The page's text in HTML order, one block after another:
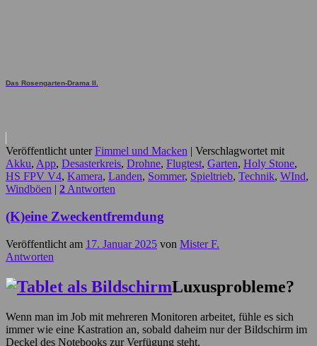
Das Rosengarten-Drama II.
Veröffentlicht unter Fimmel und Macken | Verschlagwortet mit
Akku, App, Desasterkreis, Drohne, Flugtest, Garten, Holy Stone,
HS FPV V4, Kamera, Landen, Sommer, Spieltrieb, Technik, WInd,
Windböen | 2 Antworten
(K)eine Zweckentfremdung
Veröffentlicht am 17. Januar 2025 von Mister F.
Antworten
Luxusprobleme?
Wenn man im Job mit mehreren Monitoren arbeitet, fühle es sich
immer wie eine Kastration an, sobald daheim nur der Bildschirm im
Deckel des Notebooks zur Verfügung steht.